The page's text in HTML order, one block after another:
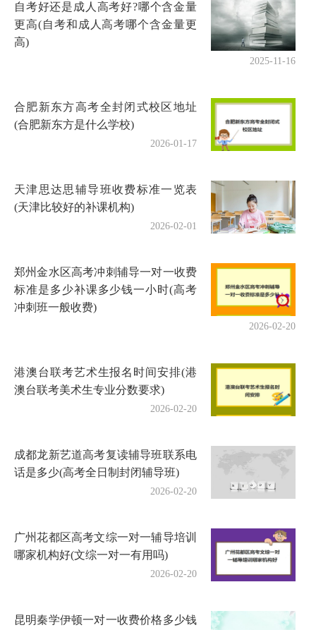
自考好还是成人高考好?哪个含金量
更高(自考和成人高考哪个含金量更
高)
2025-11-16
合肥新东方高考全封闭式校区地址
(合肥新东方是什么学校)
2026-01-17
天津思达思辅导班收费标准一览表
(天津比较好的补课机构)
2026-02-01
郑州金水区高考冲刺辅导一对一收费
标准是多少补课多少钱一小时(高考
冲刺班一般收费)
2026-02-20
港澳台联考艺术生报名时间安排(港
澳台联考美术生专业分数要求)
2026-02-20
成都龙新艺道高考复读辅导班联系电
话是多少(高考全日制封闭辅导班)
2026-02-20
广州花都区高考文综一对一辅导培训
哪家机构好(文综一对一有用吗)
2026-02-20
昆明秦学伊顿一对一收费价格多少钱